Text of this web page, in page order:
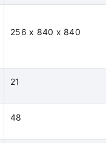
256 x 840 x 840
21
48